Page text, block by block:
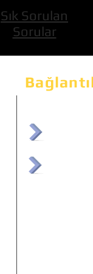
Sık Sorulan
Sorular